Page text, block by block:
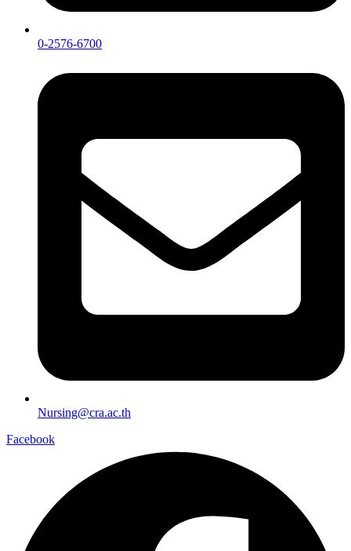
0-2576-6700
Nursing@cra.ac.th
Facebook